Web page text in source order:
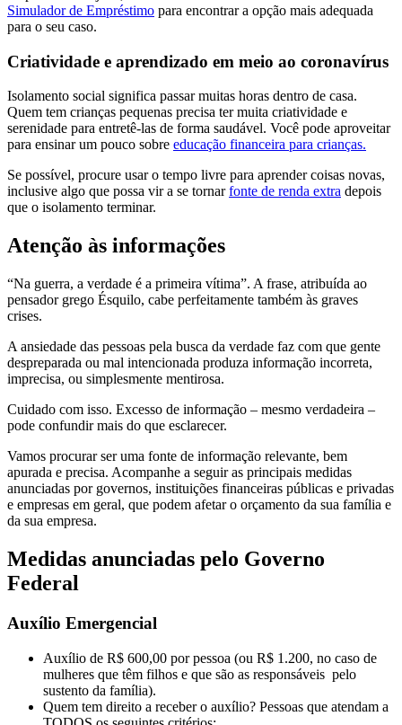
Simulador de Empréstimo para encontrar a opção mais adequada
para o seu caso.
Criatividade e aprendizado em meio ao coronavírus
Isolamento social significa passar muitas horas dentro de casa.
Quem tem crianças pequenas precisa ter muita criatividade e
serenidade para entretê-las de forma saudável. Você pode aproveitar
para ensinar um pouco sobre educação financeira para crianças.
Se possível, procure usar o tempo livre para aprender coisas novas,
inclusive algo que possa vir a se tornarfonte de renda extra depois
que o isolamento terminar.
Atenção às informações
“Na guerra, a verdade é a primeira vítima”. A frase, atribuída ao
pensador grego Ésquilo, cabe perfeitamente também às graves
crises.
A ansiedade das pessoas pela busca da verdade faz com que gente
despreparada ou mal intencionada produza informação incorreta,
imprecisa, ou simplesmente mentirosa.
Cuidado com isso. Excesso de informação – mesmo verdadeira –
pode confundir mais do que esclarecer.
Vamos procurar ser uma fonte de informação relevante, bem
apurada e precisa. Acompanhe a seguir as principais medidas
anunciadas por governos, instituições financeiras públicas e privadas
e empresas em geral, que podem afetar o orçamento da sua família e
da sua empresa.
Medidas anunciadas pelo Governo
Federal
Auxílio Emergencial
Auxílio de R$ 600,00 por pessoa (ou R$ 1.200, no caso de
mulheres que têm filhos e que são as responsáveis pelo
sustento da família).
Quem tem direito a receber o auxílio? Pessoas que atendam a